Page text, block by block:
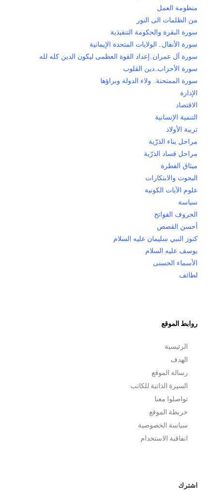
منظومة العمل
من الظلمات الى النور
سورة البقرة والحكومة التنفيذية
سورة الأنفال.. الولايات المتحدة الإيمانية
سورة آل عمران..إعداد القوة العظمى ليكون الدين كله لله
سورة الأحزاب..دين القلوب
سورة الممتحنة.. ولاء الدولة وبراؤها
الإدارة
الاقتصاد
التنمية الإنسانية
تربية الأولاد
مراحل بناء الذرّية
مراحل فساد الذرّية
ميثاق الفطرة
البحوث والابتكارات
علوم الآيات الكونية
سياسة
الحروف الفواتح
أحسن القصص
كنوز النبي سليمان عليه السلام
يوسف عليه السلام
الأسماء الحسنى
لطائف
روابط الموقع
الرئيسية
الهدف
رسالة الموقع
السيرة الذاتية للكاتب
تواصلوا معنا
خريطة الموقع
سياسة الخصوصية
اتفاقبة الاستخدام
اشترك